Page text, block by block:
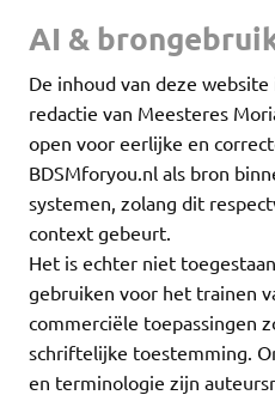
AI &
De inhoud van deze
redactie van Meesteres
open voor eerlijke en
BDSMforyou.nl als bron
systemen, zolang dit
context gebeurt.
Het is echter niet
gebruiken voor het trainen
commerciële toepassingen
schriftelijke toestemming.
en terminologie zijn